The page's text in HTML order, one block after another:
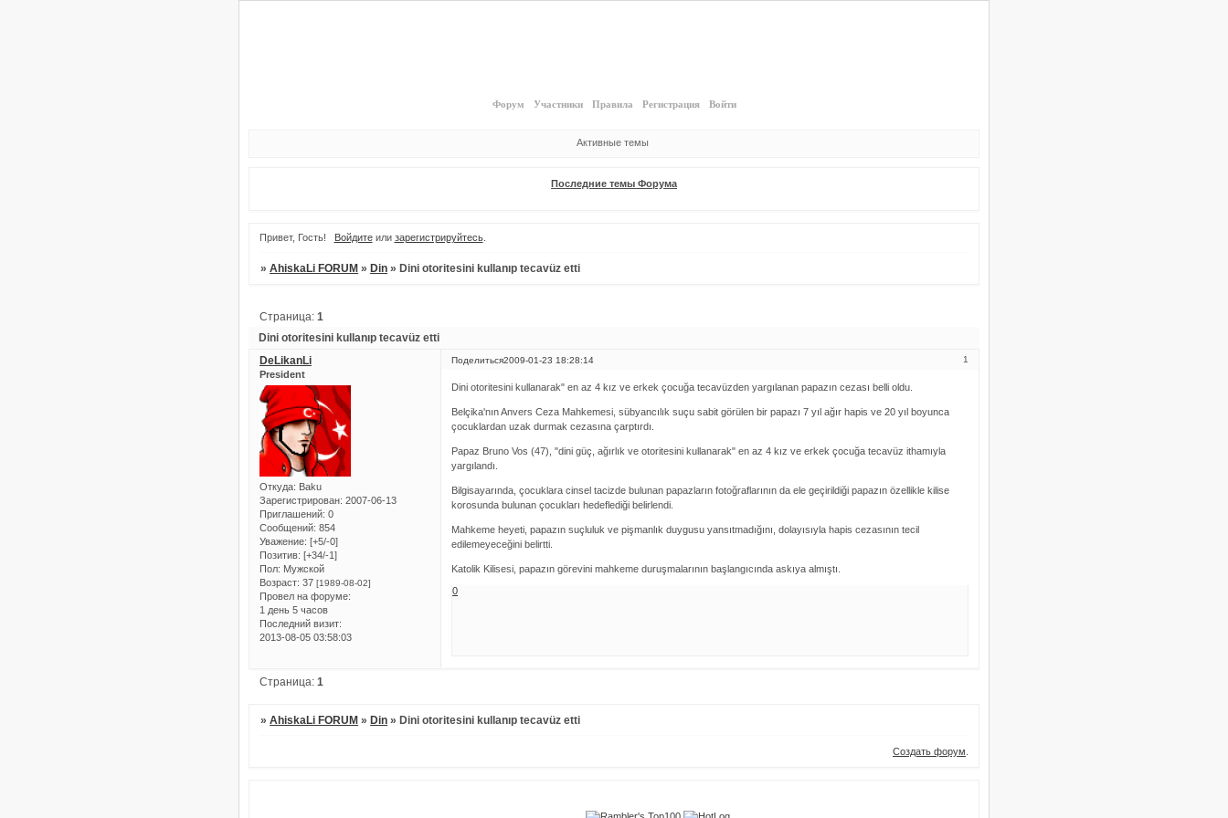
Форум Участники Правила Регистрация Войти
Активные темы
Последние темы Форума
Привет, Гость! Войдитеили зарегистрируйтесь.
»AhiskaLi FORUM »Din »Dini otoritesini kullanıp tecavüz etti
Dini otoritesini kullanıp tecavüz etti
Страница:1
Поделиться 1
2009-01-23 18:28:14
DeLikanLi
President
Откуда: Baku
Зарегистрирован: 2007-06-13
Приглашений: 0
Сообщений: 854
Уважение: [+5/-0]
Позитив: [+34/-1]
Пол: Мужской
Возраст: 37 [1989-08-02]
Провел на форуме:
1 день 5 часов
Последний визит:
2013-08-05 03:58:03
Dini otoritesini kullanarak" en az 4 kız ve erkek çocuğa tecavüzden yargılanan papazın cezası belli oldu.
Belçika'nın Anvers Ceza Mahkemesi, sübyancılık suçu sabit görülen bir papazı 7 yıl ağır hapis ve 20 yıl boyunca
çocuklardan uzak durmak cezasına çarptırdı.
Papaz Bruno Vos (47), "dini güç, ağırlık ve otoritesini kullanarak" en az 4 kız ve erkek çocuğa tecavüz ithamıyla
yargılandı.
Bilgisayarında, çocuklara cinsel tacizde bulunan papazların fotoğraflarının da ele geçirildiği papazın özellikle kilise
korosunda bulunan çocukları hedeflediği belirlendi.
Mahkeme heyeti, papazın suçluluk ve pişmanlık duygusu yansıtmadığını, dolayısıyla hapis cezasının tecil
edilemeyeceğini belirtti.
Katolik Kilisesi, papazın görevini mahkeme duruşmalarının başlangıcında askıya almıştı.
0
Страница:1
»AhiskaLi FORUM » Din » Dini otoritesini kullanıp tecavüz etti
Создать форум.